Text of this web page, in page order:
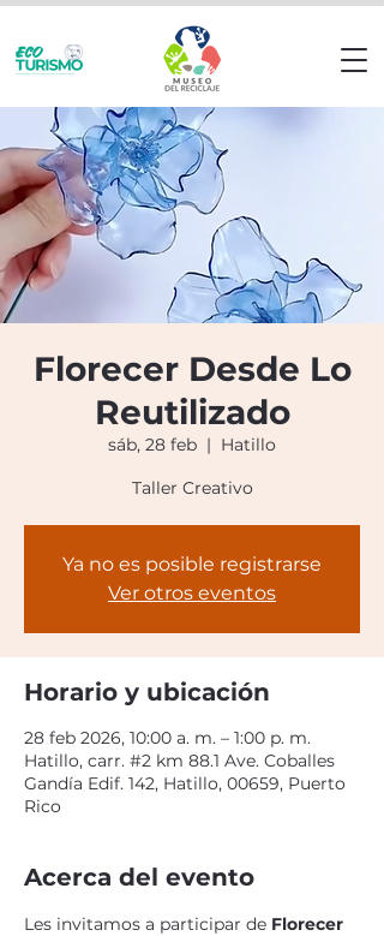
Florecer Desde Lo
Reutilizado
sáb, 28 feb
  |
Hatillo
Taller Creativo
Ya no es posible registrarse
Ver otros eventos
Horario y ubicación
28 feb 2026, 10:00 a. m. – 1:00 p. m.
Hatillo, carr. #2 km 88.1 Ave. Coballes
Gandía Edif. 142, Hatillo, 00659, Puerto
Rico
Acerca del evento
Les invitamos a participar de Florecer